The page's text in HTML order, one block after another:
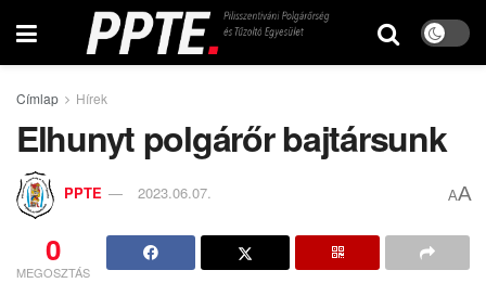
Címlap Hírek
Elhunyt polgárőr bajtársunk
PPTE 2023.06.07. AA
0
MEGOSZTÁS